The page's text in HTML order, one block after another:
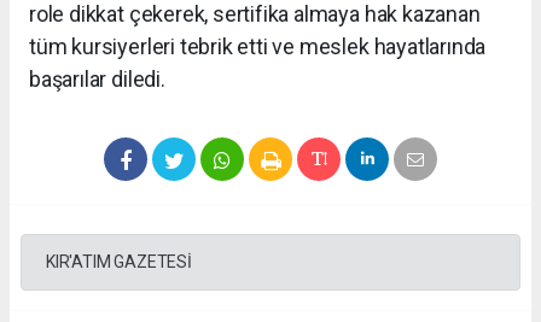
role dikkat çekerek, sertifika almaya hak kazanan
tüm kursiyerleri tebrik etti ve meslek hayatlarında
başarılar diledi.
KIR'ATIM GAZETESİ